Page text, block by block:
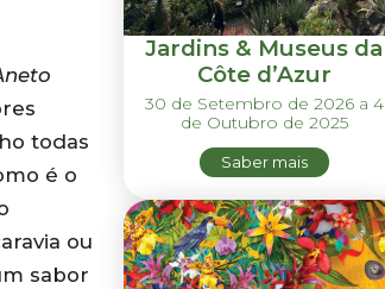
todas
é o
ou
sabor
Jardins & Museus da
Côte d’Azur
30 de Setembro de 2026 a 4
de Outubro de 2025
Saber mais